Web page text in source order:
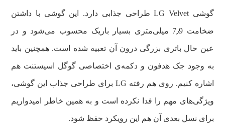
گوشی LG Velvet طراحی جذابی دارد. این گوشی با داشتن
ضخامت 7٫9 میلی‌متری بسیار باریک محسوب می‌شود و در
عین حال باتری بزرگی درون آن تعبیه شده است. همچنین باید
به وجود جک هدفون و دکمه‌ی اختصاصی گوگل اسیستنت هم
اشاره کنیم. روی هم رفته LG برای طراحی جذاب این گوشی،
ویژگی‌های مهم را فدا نکرده است و به همین خاطر امیدواریم
برای نسل بعدی آن هم این رویکرد حفظ شود.